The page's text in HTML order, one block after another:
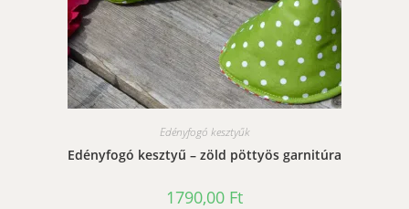
Edényfogó kesztyűk
Edényfogó kesztyű – zöld pöttyös garnitúra
1790,00 Ft